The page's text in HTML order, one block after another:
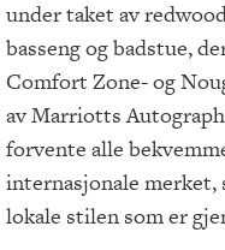
under taket av
basseng og badstue,
Comfort Zone- og
av Marriotts
forvente alle
internasjonale merket,
lokale stilen som er